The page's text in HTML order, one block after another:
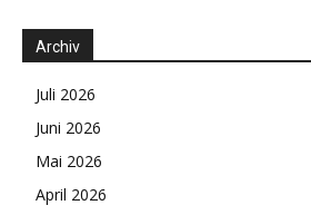
Archiv
Juli 2026
Juni 2026
Mai 2026
April 2026